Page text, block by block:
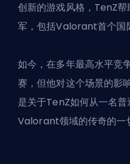
创新的游戏风格，TenZ
军，包括Valorant首个国
如今，在多年最高水平竞
赛，但他对这个场景的影
是关于TenZ如何从一名
Valorant领域的传奇的一